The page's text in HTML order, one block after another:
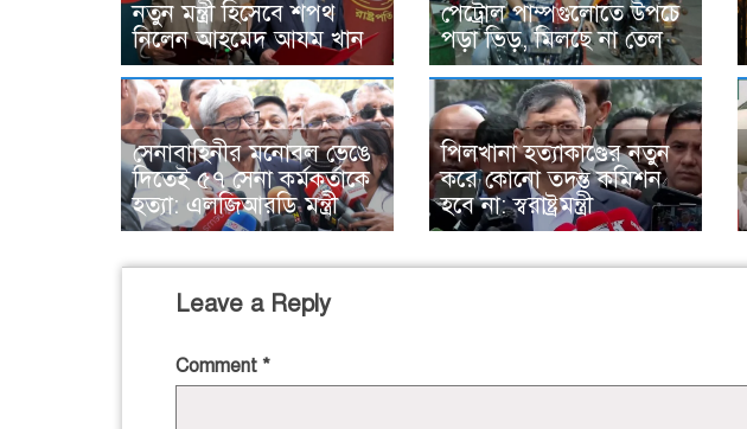
নতুন মন্ত্রী হিসেবে শপথ
নিলেন আহমেদ আযম খান
পেট্রোল পাম্পগুলোতে উপচে
পড়া ভিড়, মিলছে না তেল
সেনাবাহিনীর মনোবল ভেঙে
দিতেই ৫৭ সেনা কর্মকর্তাকে
হত্যা: এলজিআরডি মন্ত্রী
পিলখানা হত্যাকাণ্ডের নতুন
করে কোনো তদন্ত কমিশন
হবে না: স্বরাষ্ট্রমন্ত্রী
Leave a Reply
Comment *